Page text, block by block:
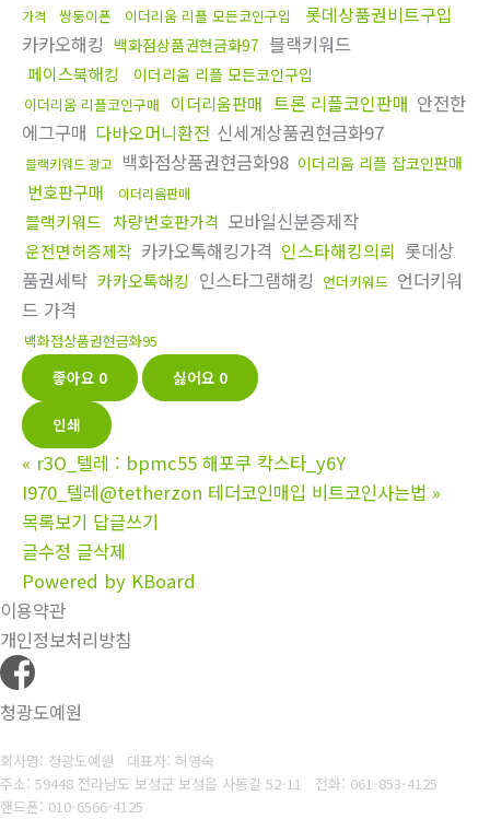
가격
쌍둥이폰 이더리움 리플 모든코인구입
롯데상품권비트구입
카카오해킹 백화점상품권현금화97 블랙키워드
페이스북해킹 이더리움 리플 모든코인구입
이더리움 리플코인구매 이더리움판매 트론 리플코인판매 안전한
에그구매 다바오머니환전 신세계상품권현금화97
블랙키워드 광고 백화점상품권현금화98 이더리움 리플 잡코인판매
번호판구매 이더리움판매
블랙키워드 차량번호판가격 모바일신분증제작
운전면허증제작 카카오톡해킹가격 인스타해킹의뢰 롯데상
품권세탁 카카오톡해킹 인스타그램해킹 언더키워드 언더키워
드 가격
백화점상품권현금화95
좋아요 0 싫어요 0
인쇄
« r3O_텔레 : bpmc55 해포쿠 칵스타_y6Y
I970_텔레@tetherzon 테더코인매입 비트코인사는법 »
목록보기 답글쓰기
글수정 글삭제
Powered by KBoard
이용약관
개인정보처리방침
청광도예원
회사명: 청광도예원 대표자: 허영숙
주소: 59448 전라남도 보성군 보성읍 사동길 52-11 전화: 061-853-4125
핸드폰: 010-6566-4125